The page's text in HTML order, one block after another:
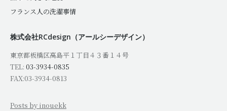
フランス人の洗濯事情
株式会社RCdesign（アールシーデザイン）
東京都板橋区高島平１丁目４３番１４号
TEL: 03-3934-0835
FAX:03-3934-0813
Posts by inouekk